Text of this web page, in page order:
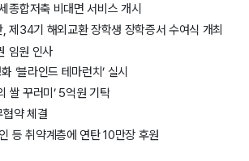
종합저축 비대면 서비스 개시
제34기 해외교환 장학생 장학증서 수여식 개최
임원 인사
‘블라인드 테마런치’ 실시
쌀 꾸러미’ 5억원 기탁
약 체결
등 취약계층에 연탄 10만장 후원